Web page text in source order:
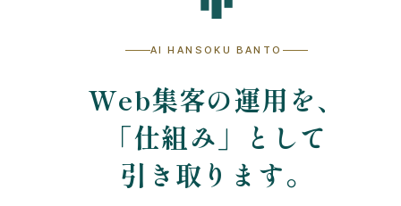
AI HANSOKU BANTO
Web集客の運用を、
「仕組み」として
引き取ります。